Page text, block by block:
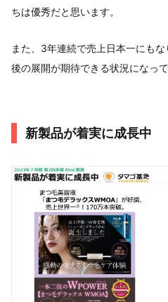
ちは優秀だと思います。
また、3年連続で売上日本一にも
後の展開が期待できる状況になって
新製品が着実に成長中